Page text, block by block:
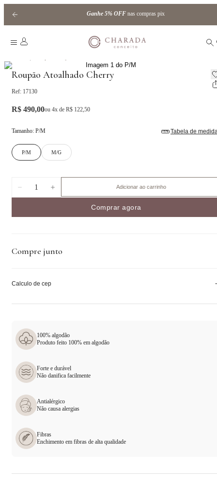
Ganhe 5% OFFnas compras pix
Roupão Atoalhado Cherry
Ref: 17130
R$ 490,00ou 4x de R$ 122,50
Tamanho: P/M Tabela de
P/M M/G
1 Adicionar ao carrinho
Comprar agora
Compre junto
Calculo de cep
100% algodão
Produto feito 100% em algodão
Forte e durável
Não danifica facilmente
Antialérgico
Não causa alergias
Fibras
Enchimento em fibras de alta qualidade